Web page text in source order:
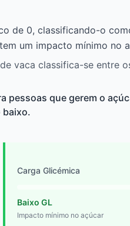
de 0, classificando-o
um impacto mínimo no
vaca classifica-se entre
pessoas que gerem o
baixo.
Carga Glicémica
Baixo GL
Impacto mínimo no açúcar